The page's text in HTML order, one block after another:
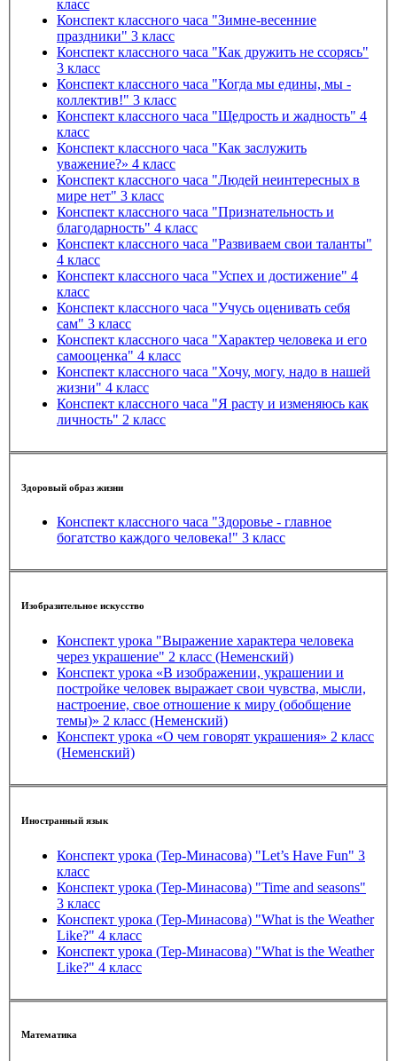
класс
Конспект классного часа "Зимне-весенние
праздники" 3 класс
Конспект классного часа "Как дружить не ссорясь"
3 класс
Конспект классного часа "Когда мы едины, мы -
коллектив!" 3 класс
Конспект классного часа "Щедрость и жадность" 4
класс
Конспект классного часа "Как заслужить
уважение?» 4 класс
Конспект классного часа "Людей неинтересных в
мире нет" 3 класс
Конспект классного часа "Признательность и
благодарность" 4 класс
Конспект классного часа "Развиваем свои таланты"
4 класс
Конспект классного часа "Успех и достижение" 4
класс
Конспект классного часа "Учусь оценивать себя
сам" 3 класс
Конспект классного часа "Характер человека и его
самооценка" 4 класс
Конспект классного часа "Хочу, могу, надо в нашей
жизни" 4 класс
Конспект классного часа "Я расту и изменяюсь как
личность" 2 класс
Здоровый образ жизни
Конспект классного часа "Здоровье - главное
богатство каждого человека!" 3 класс
Изобразительное искусство
Конспект урока "Выражение характера человека
через украшение" 2 класс (Неменский)
Конспект урока «В изображении, украшении и
постройке человек выражает свои чувства, мысли,
настроение, свое отношение к миру (обобщение
темы)» 2 класс (Неменский)
Конспект урока «О чем говорят украшения» 2 класс
(Неменский)
Иностранный язык
Конспект урока (Тер-Минасова) "Let’s Have Fun" 3
класс
Конспект урока (Тер-Минасова) "Time and seasons"
3 класс
Конспект урока (Тер-Минасова) "What is the Weather
Like?" 4 класс
Конспект урока (Тер-Минасова) "What is the Weather
Like?" 4 класс
Математика